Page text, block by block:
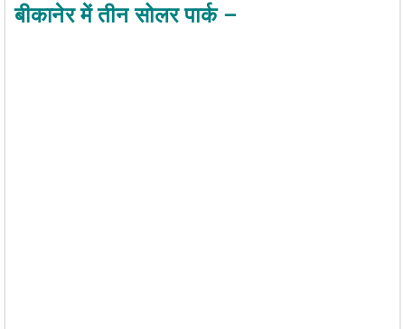
बीकानेर में तीन सोलर पार्क –